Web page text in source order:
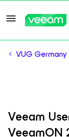
VUG Germany
Veeam
VeeamON